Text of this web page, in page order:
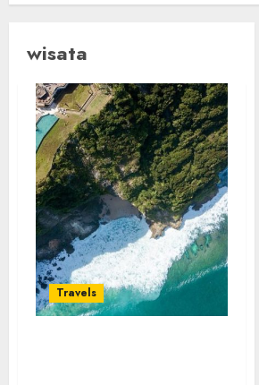
wisata
Travels